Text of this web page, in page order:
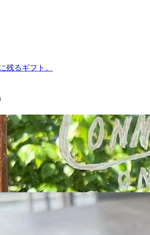
残るギフト。